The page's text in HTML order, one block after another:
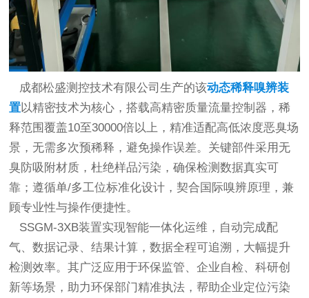
成都松盛测控技术有限公司生产的该动态稀释嗅辨装
置以精密技术为核心，搭载高精密质量流量控制器，稀
释范围覆盖10至30000倍以上，精准适配高低浓度恶臭场
景，无需多次预稀释，避免操作误差。关键部件采用无
臭防吸附材质，杜绝样品污染，确保检测数据真实可
靠；遵循单/多工位标准化设计，契合国际嗅辨原理，兼
顾专业性与操作便捷性。
SSGM-3XB装置实现智能一体化运维，自动完成配
气、数据记录、结果计算，数据全程可追溯，大幅提升
检测效率。其广泛应用于环保监管、企业自检、科研创
新等场景，助力环保部门精准执法，帮助企业定位污染